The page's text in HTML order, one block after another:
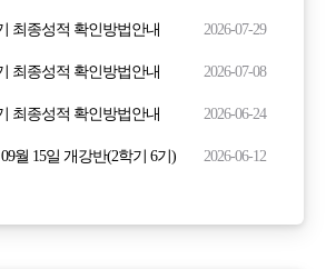
최종성적 확인방법안내 2026-07-29
최종성적 확인방법안내 2026-07-08
최종성적 확인방법안내 2026-06-24
월 15일 개강반(2학기 6기)
2026-06-12